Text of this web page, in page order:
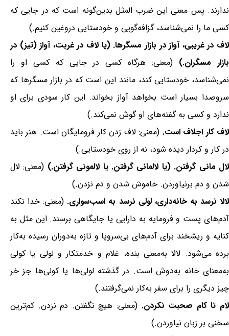
ندارند. پس معنی این ضرب المثل بدین‌گونه است که در جایی که
کسی ما را نمی‌شناسد، گزافه‌گویی و خودستایی دروغین کنیم.)
لاف در غریبی، آواز در بازار مسگرها. (یا لاف در غربت، آواز (تیز) در
بازار مسگران.) (معنی: هرگاه کسی در جایی که کسی او را
نمی‌شناسد، خودستایی کند، مانند این است که در بازار مسگرها که
سروصدا بسیار است بخواهد آواز بخواند. این کار سودی برای او
ندارد و کسی به گفته‌های او گوش نمی‌کند.)
لاف کار اجلاف است. (معنی: لاف زدن کار فرومایگان است. هنر باید
در کار و کردار دیده شود، نه از روی خودستایی.)
لال مانی گرفتن. (یا لالمانی گرفتن. یا لالمونی گرفتن.) (معنی: لال
شدن و دم برنیاوردن. خاموش شدن و دم نزدن.)
لالا نرسد به خانه‌داری، لولی نرسد به اسب‌سواری. (معنی: خدا نکند
آدم‌های پست و فرومایه به دارایی یا جایگاهی برسند. این مثل به
کنایه و ریشخند برای آدم‌های بی‌سروپا و تازه به‌دوران رسیده به‌کار
برده می‌شود. لالا به‌معنی بنده، غلام و خدمتکار و لولی یا کولی
به‌معنای خانه به‌دوش است. در گذشته لولی‌ها یا کولی‌ها جز خر
چیز دیگری را برای سفر به‌کار نمی‌گرفتند.)
لام تا کام صحبت نکردن. (معنی: هیچ نگفتن. دم نزدن. کم‌ترین
سخنی بر زبان نیاوردن.)